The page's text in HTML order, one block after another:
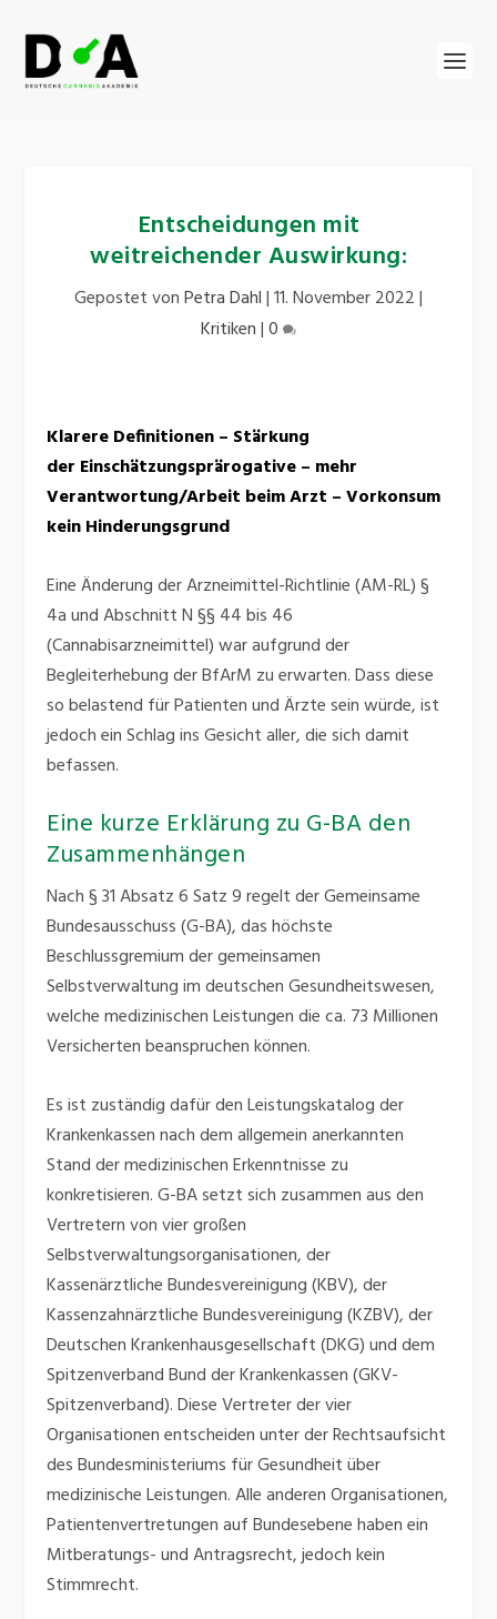
Entscheidungen mit
weitreichender Auswirkung:
Gepostet vonPetra Dahl|11. November 2022|
Kritiken|0
Klarere Definitionen – Stärkung
der Einschätzungsprärogative – mehr
Verantwortung/Arbeit beim Arzt – Vorkonsum
kein Hinderungsgrund
Eine Änderung der Arzneimittel-Richtlinie (AM-RL) §
4a und Abschnitt N §§ 44 bis 46
(Cannabisarzneimittel) war aufgrund der
Begleiterhebung der BfArM zu erwarten. Dass diese
so belastend für Patienten und Ärzte sein würde, ist
jedoch ein Schlag ins Gesicht aller, die sich damit
befassen.
Eine kurze Erklärung zu G-BA den
Zusammenhängen
Nach § 31 Absatz 6 Satz 9 regelt der Gemeinsame
Bundesausschuss (G-BA), das höchste
Beschlussgremium der gemeinsamen
Selbstverwaltung im deutschen Gesundheitswesen,
welche medizinischen Leistungen die ca. 73 Millionen
Versicherten beanspruchen können.
Es ist zuständig dafür den Leistungskatalog der
Krankenkassen nach dem allgemein anerkannten
Stand der medizinischen Erkenntnisse zu
konkretisieren. G-BA setzt sich zusammen aus den
Vertretern von vier großen
Selbstverwaltungsorganisationen, der
Kassenärztliche Bundesvereinigung (KBV), der
Kassenzahnärztliche Bundesvereinigung (KZBV), der
Deutschen Krankenhausgesellschaft (DKG) und dem
Spitzenverband Bund der Krankenkassen (GKV-
Spitzenverband). Diese Vertreter der vier
Organisationen entscheiden unter der Rechtsaufsicht
des Bundesministeriums für Gesundheit über
medizinische Leistungen. Alle anderen Organisationen,
Patientenvertretungen auf Bundesebene haben ein
Mitberatungs- und Antragsrecht, jedoch kein
Stimmrecht.